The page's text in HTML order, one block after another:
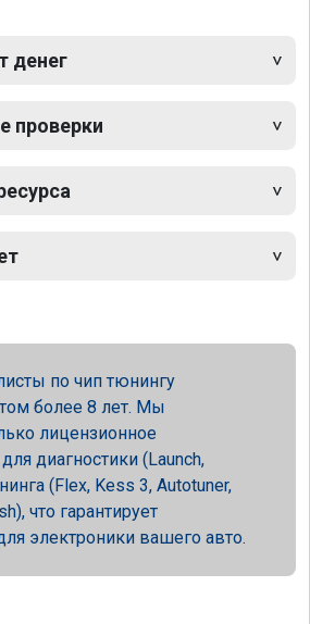
денег
проверки
по чип тюнингу
более 8 лет. Мы
лицензионное
диагностики (Launch,
(Flex, Kess 3, Autotuner,
что гарантирует
электроники вашего авто.